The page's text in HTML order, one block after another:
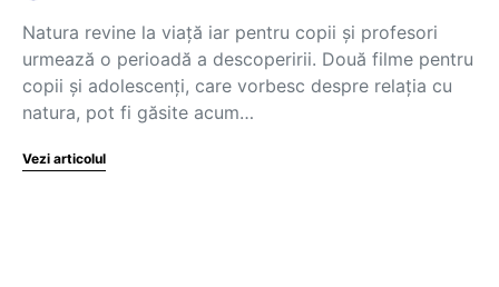
Natura revine la viață iar pentru copii și profesori
urmează o perioadă a descoperirii. Două filme pentru
copii și adolescenți, care vorbesc despre relația cu
natura, pot fi găsite acum…
Vezi articolul